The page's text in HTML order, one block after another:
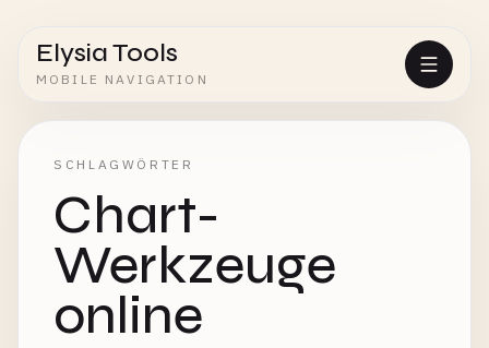
Elysia Tools
MOBILE NAVIGATION
SCHLAGWÖRTER
Chart-
Werkzeuge
online